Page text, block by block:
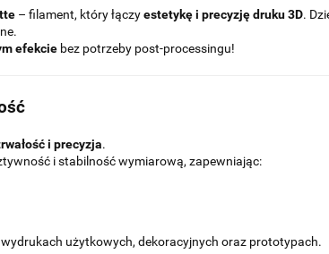
– filament, który łączyestetykę i precyzję druku 3D.
efekcie bez potrzeby post-processingu!
i precyzja.
i stabilność wymiarową, zapewniając:
użytkowych, dekoracyjnych oraz prototypach.